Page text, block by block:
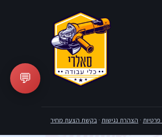
פרטיות · הצהרת נגישות · בקשת הצעת מחיר
💬